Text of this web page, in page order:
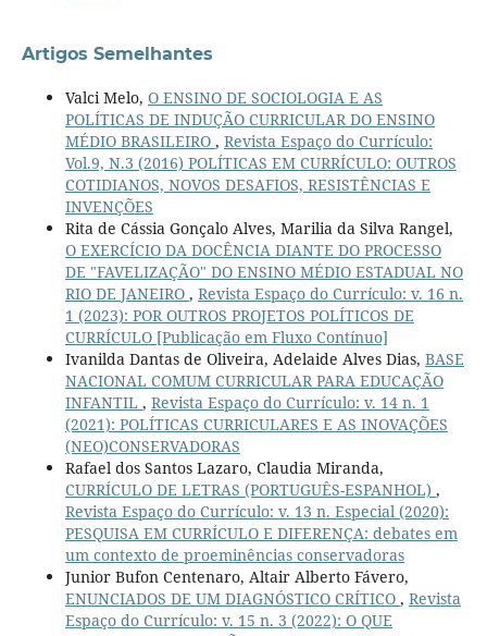
Artigos Semelhantes
Valci Melo, O ENSINO DE SOCIOLOGIA E AS
POLÍTICAS DE INDUÇÃO CURRICULAR DO ENSINO
MÉDIO BRASILEIRO , Revista Espaço do Currículo:
Vol.9, N.3 (2016) POLÍTICAS EM CURRÍCULO: OUTROS
COTIDIANOS, NOVOS DESAFIOS, RESISTÊNCIAS E
INVENÇÕES
Rita de Cássia Gonçalo Alves, Marilia da Silva Rangel,
O EXERCÍCIO DA DOCÊNCIA DIANTE DO PROCESSO
DE "FAVELIZAÇÃO" DO ENSINO MÉDIO ESTADUAL NO
RIO DE JANEIRO , Revista Espaço do Currículo: v. 16 n.
1 (2023): POR OUTROS PROJETOS POLÍTICOS DE
CURRÍCULO [Publicação em Fluxo Contínuo]
Ivanilda Dantas de Oliveira, Adelaide Alves Dias, BASE
NACIONAL COMUM CURRICULAR PARA EDUCAÇÃO
INFANTIL , Revista Espaço do Currículo: v. 14 n. 1
(2021): POLÍTICAS CURRICULARES E AS INOVAÇÕES
(NEO)CONSERVADORAS
Rafael dos Santos Lazaro, Claudia Miranda,
CURRÍCULO DE LETRAS (PORTUGUÊS-ESPANHOL) ,
Revista Espaço do Currículo: v. 13 n. Especial (2020):
PESQUISA EM CURRÍCULO E DIFERENÇA: debates em
um contexto de proeminências conservadoras
Junior Bufon Centenaro, Altair Alberto Fávero,
ENUNCIADOS DE UM DIAGNÓSTICO CRÍTICO , Revista
Espaço do Currículo: v. 15 n. 3 (2022): O QUE